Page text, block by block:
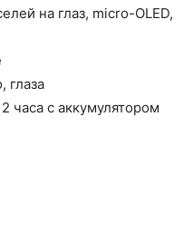
на глаз, micro-OLED,
глаза
2 часа с аккумулятором